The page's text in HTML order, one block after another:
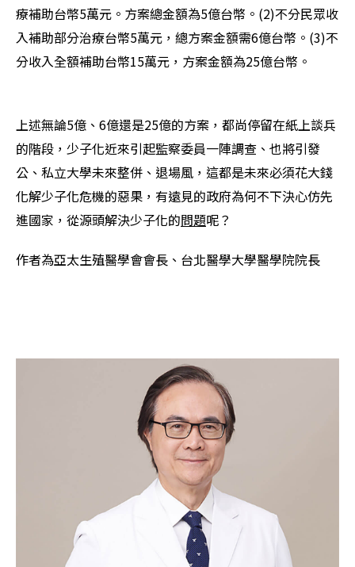
療補助台幣5萬元。方案總金額為5億台幣。(2)不分民眾收
入補助部分治療台幣5萬元，總方案金額需6億台幣。(3)不
分收入全額補助台幣15萬元，方案金額為25億台幣。
上述無論5億、6億還是25億的方案，都尚停留在紙上談兵
的階段，少子化近來引起監察委員一陣調查、也將引發
公、私立大學未來整併、退場風，這都是未來必須花大錢
化解少子化危機的惡果，有遠見的政府為何不下決心仿先
進國家，從源頭解決少子化的問題呢？
作者為亞太生殖醫學會會長、台北醫學大學醫學院院長